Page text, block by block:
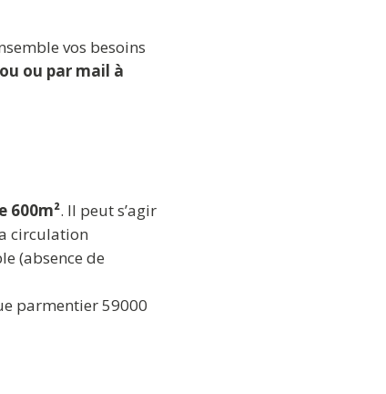
vos besoins
ou par mail à
600m². Il peut s’agir
circulation
(absence de
parmentier 59000